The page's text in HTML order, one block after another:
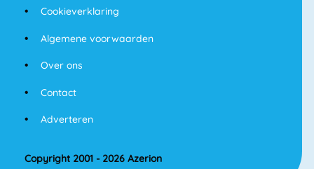
Cookieverklaring
Algemene voorwaarden
Over ons
Contact
Adverteren
Copyright 2001 - 2026 Azerion